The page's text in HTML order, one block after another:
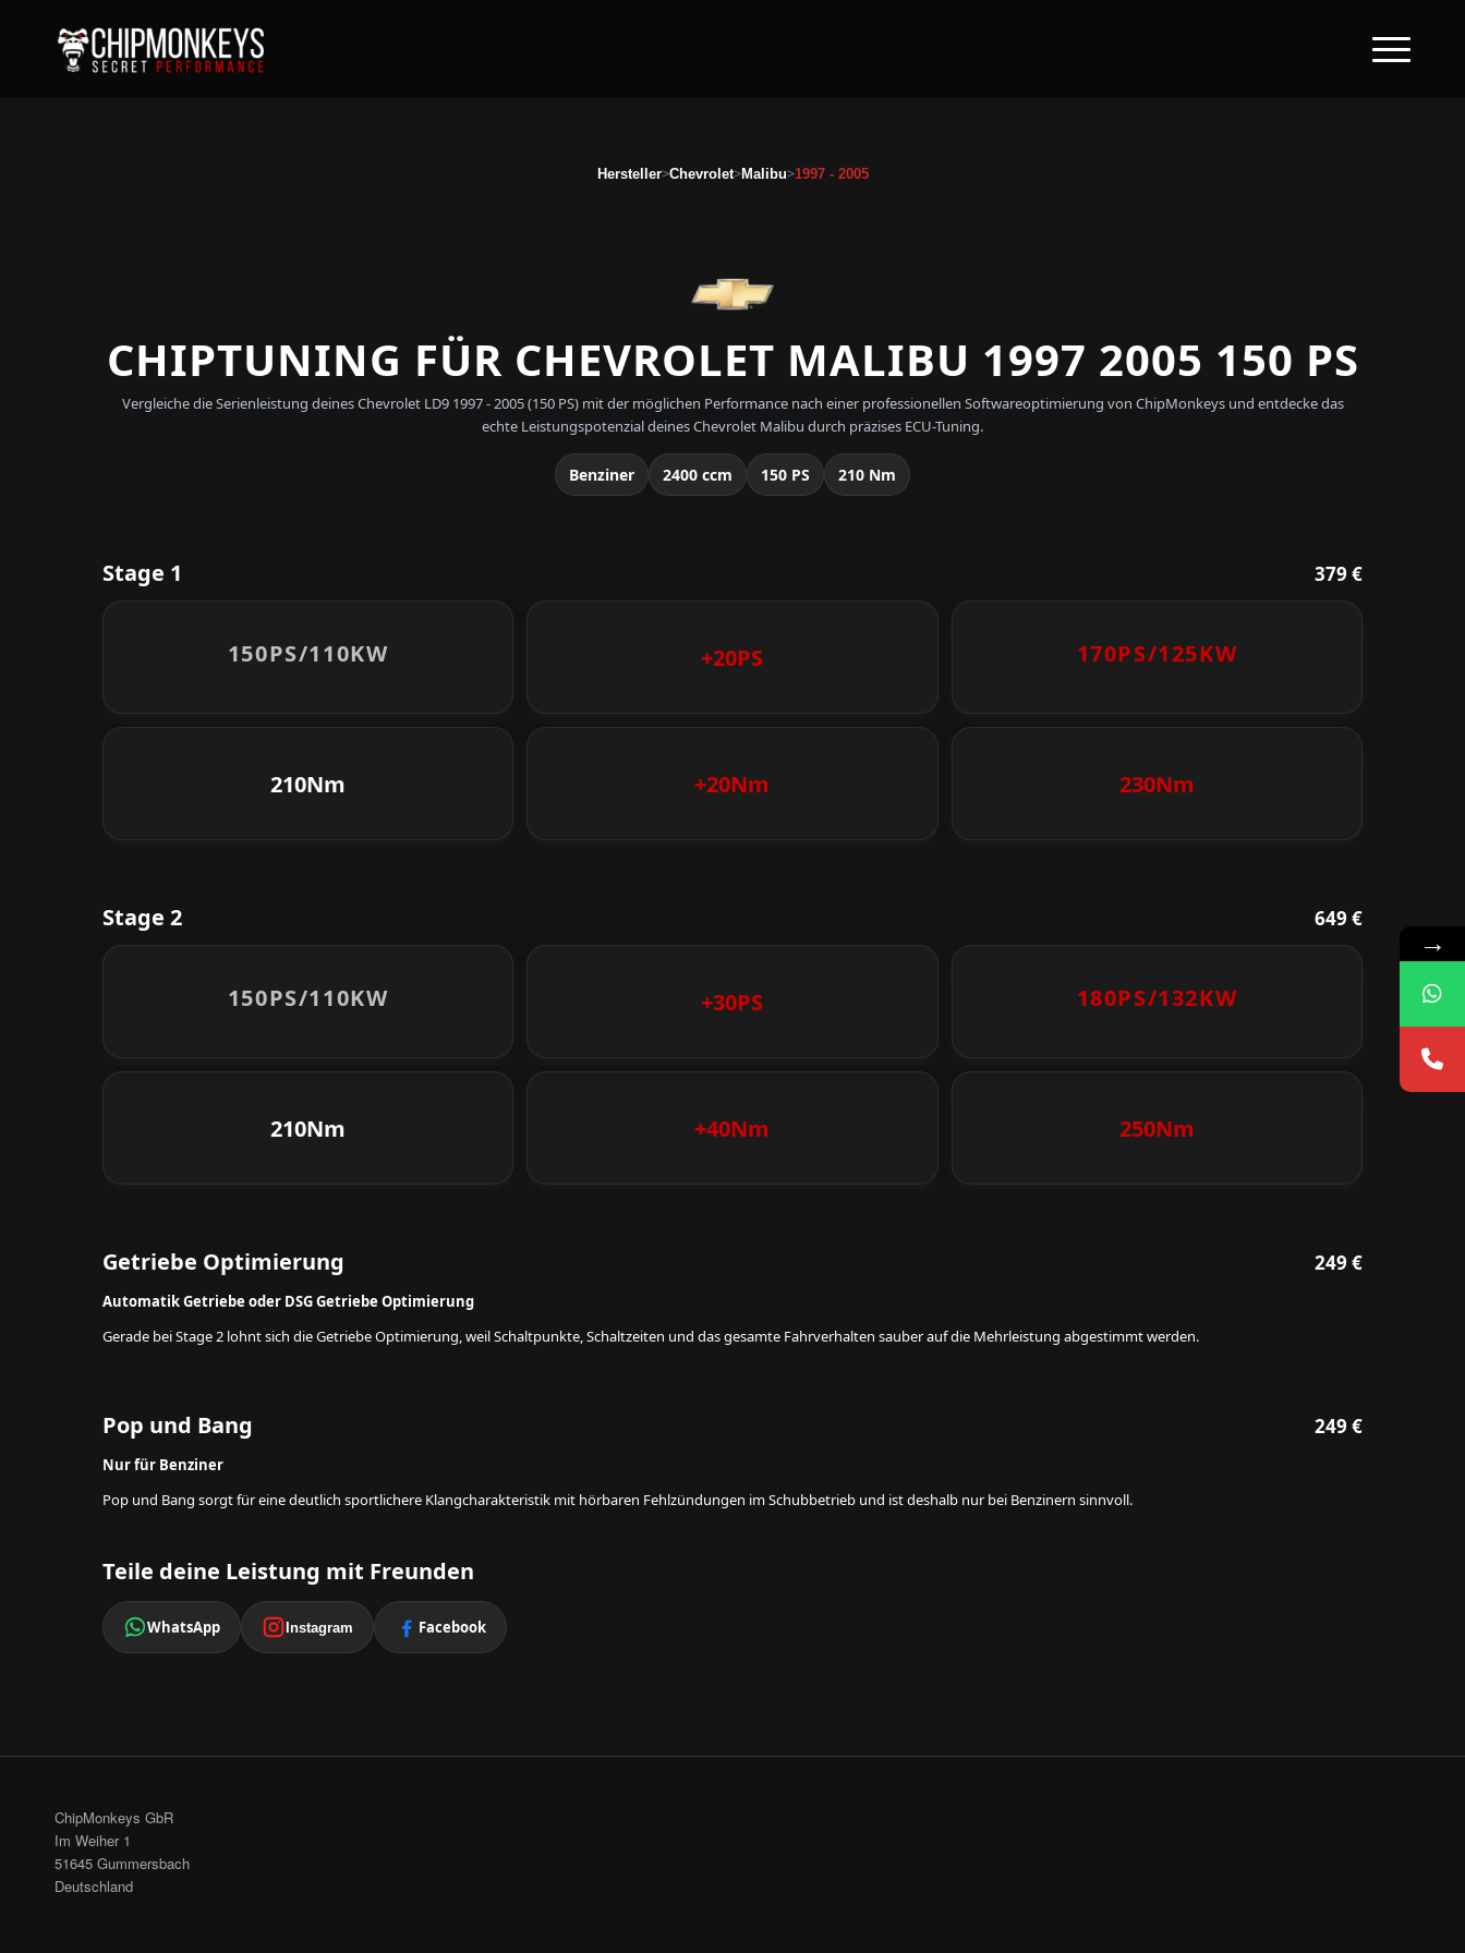
Hersteller>Chevrolet>Malibu>1997 - 2005
CHIPTUNING FÜR CHEVROLET MALIBU 1997 2005 150 PS
Vergleiche die Serienleistung deines Chevrolet LD9 1997 - 2005 (150 PS) mit der möglichen Performance nach einer professionellen Softwareoptimierung von ChipMonkeys und entdecke das
echte Leistungspotenzial deines Chevrolet Malibu durch präzises ECU-Tuning.
Benziner 2400 ccm 150 PS 210 Nm
Stage 1 379 €
150PS/110KW +20PS 170PS/125KW
210Nm +20Nm 230Nm
Stage 2 649 €
150PS/110KW +30PS 180PS/132KW
210Nm +40Nm 250Nm
Getriebe Optimierung 249 €
Automatik Getriebe oder DSG Getriebe Optimierung
Gerade bei Stage 2 lohnt sich die Getriebe Optimierung, weil Schaltpunkte, Schaltzeiten und das gesamte Fahrverhalten sauber auf die Mehrleistung abgestimmt werden.
Pop und Bang 249 €
Nur für Benziner
Pop und Bang sorgt für eine deutlich sportlichere Klangcharakteristik mit hörbaren Fehlzündungen im Schubbetrieb und ist deshalb nur bei Benzinern sinnvoll.
Teile deine Leistung mit Freunden
WhatsApp Instagram Facebook
ChipMonkeys GbR
Im Weiher 1
51645 Gummersbach
Deutschland
→